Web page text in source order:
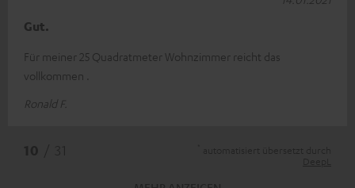
Gut.
Für meiner 25 Quadratmeter Wohnzimmer reicht das
vollkommen .
Ronald F.